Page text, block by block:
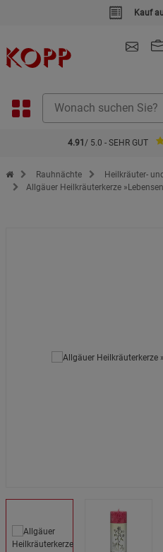
Kauf
4.91 / 5.0 - SEHR GUT
Zur Startseite des Kopp Verlag Online-
Rauhnächte
Heilkräuter-
Allgäuer Heilkräuterkerze